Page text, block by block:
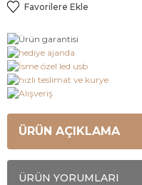
ÜRÜN AÇIKLAMA
ÜRÜN YORUMLARI